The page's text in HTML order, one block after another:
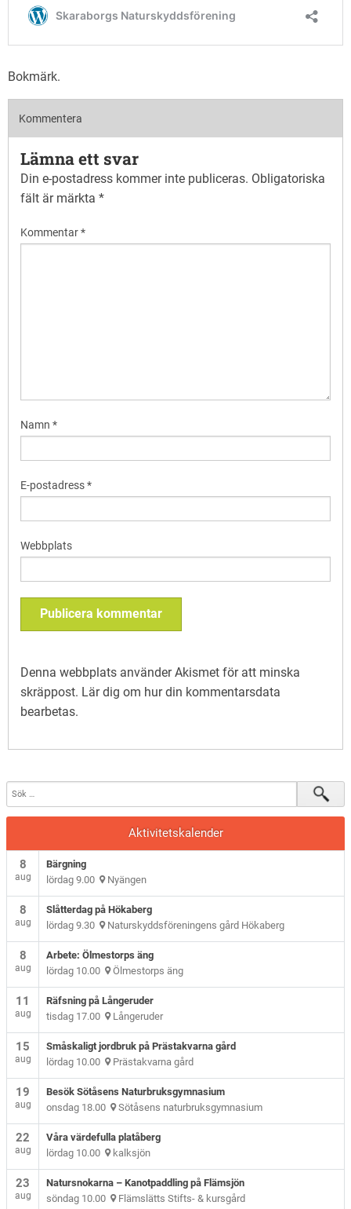
Bokmärk.
Kommentera
Lämna ett svar
Din e-postadress kommer inte publiceras. Obligatoriska
fält är märkta *
Kommentar*
Namn *
E-postadress*
Webbplats
Denna webbplats använder Akismet för att minska
skräppost. Lär dig om hur din kommentarsdata
bearbetas.
Aktivitetskalender
8
aug
Bärgning
lördag 9.00 Nyängen
8
aug
Slåtterdag på Hökaberg
lördag 9.30 Naturskyddsföreningens gård Hökaberg
8
aug
Arbete: Ölmestorps äng
lördag 10.00 Ölmestorps äng
11
aug
Räfsning på Långeruder
tisdag 17.00 Långeruder
15
aug
Småskaligt jordbruk på Prästakvarna gård
lördag 10.00 Prästakvarna gård
19
aug
Besök Sötåsens Naturbruksgymnasium
onsdag 18.00 Sötåsens naturbruksgymnasium
22
aug
Våra värdefulla platåberg
lördag 10.00 kalksjön
23
aug
Natursnokarna – Kanotpaddling på Flämsjön
söndag 10.00 Flämslätts Stifts- & kursgård